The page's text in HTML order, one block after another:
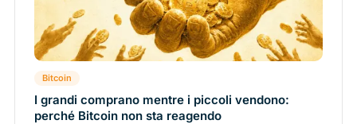
Bitcoin
I grandi comprano mentre i piccoli vendono:
perché Bitcoin non sta reagendo